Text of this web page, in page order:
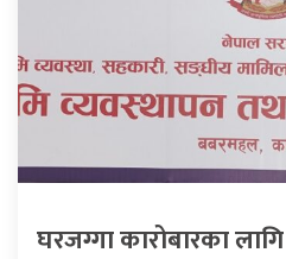
घरजग्गा कारोबारका